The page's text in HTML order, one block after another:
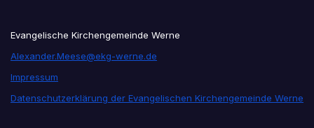
Evangelische Kirchengemeinde Werne
Alexander.Meese@ekg-werne.de
Impressum
Datenschutzerklärung der Evangelischen Kirchengemeinde Werne